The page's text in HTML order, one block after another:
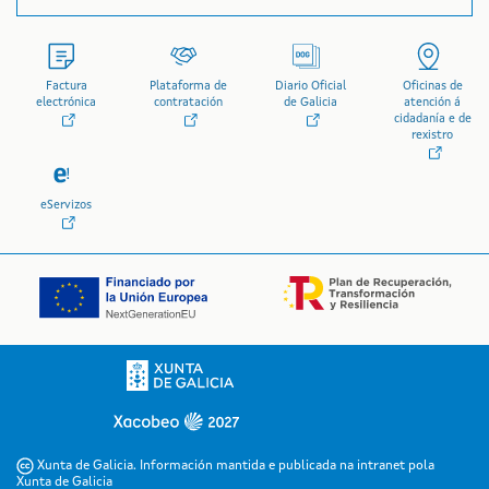
Factura
electrónica
Plataforma de
contratación
Diario Oficial
de Galicia
Oficinas de
atención á
cidadanía e de
rexistro
eServizos
Xunta de Galicia. Información mantida e publicada na intranet pola
Xunta de Galicia